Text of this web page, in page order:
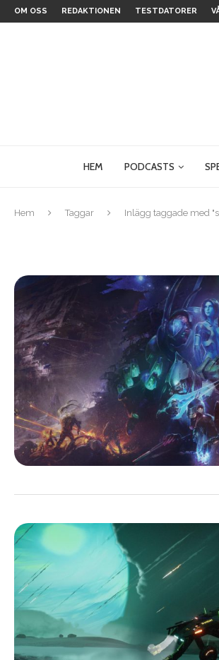
OM OSS REDAKTIONEN TESTDATORER
HEM PODCASTS
Hem Taggar Inlägg taggade med